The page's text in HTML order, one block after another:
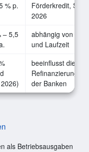
% p.
Förderkredit,
2026
– 5,5
abhängig von
und Laufzeit
beeinflusst die
der Banken
als Betriebsausgaben